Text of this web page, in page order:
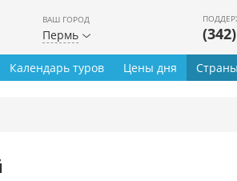
ВАШ ГОРОД
Пермь
Календарь туров Цены дня Страны